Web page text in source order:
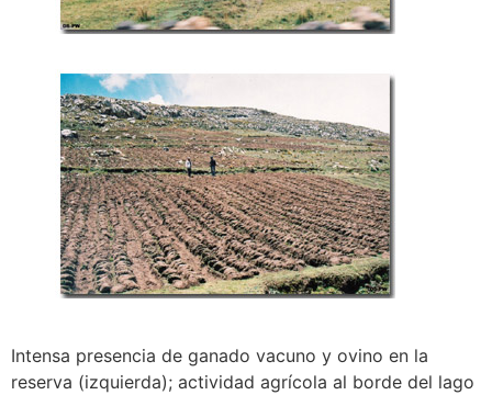
Intensa presencia de ganado vacuno y ovino en la
reserva (izquierda); actividad agrícola al borde del lago